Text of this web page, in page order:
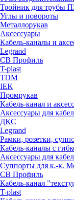
Тройник для трубы
Углы и повороты
Металлорукав
Аксессуары
Кабель-каналы и
Legrand
СВ Профиль
T-plast
TDM
IEK
Промрукав
Кабель-канал и
Аксессуары для
ДКС
Legrand
Рамки, розетки,
Кабель-каналы с
Аксессуары для
Суппорты для к.-к.
СВ Профиль
Кабель-канал
T-plast